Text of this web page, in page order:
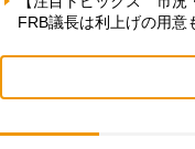
FRB議長は利上げの用意